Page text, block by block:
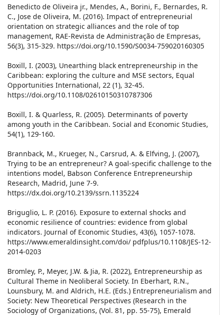
Benedicto de Oliveira jr., Mendes, A., Borini, F., Bernardes, R.
C., Jose de Oliveira, M. (2016). Impact of entrepreneurial
orientation on strategic alliances and the role of top
management, RAE-Revista de Administração de Empresas,
56(3), 315-329. https://doi.org/10.1590/S0034-759020160305
Boxill, I. (2003), Unearthing black entrepreneurship in the
Caribbean: exploring the culture and MSE sectors, Equal
Opportunities International, 22 (1), 32-45.
https://doi.org/10.1108/02610150310787306
Boxill, I. & Quarless, R. (2005). Determinants of poverty
among youth in the Caribbean. Social and Economic Studies,
54(1), 129-160.
Brannback, M., Krueger, N., Carsrud, A. & Elfving, J. (2007),
Trying to be an entrepreneur? A goal-specific challenge to the
intentions model, Babson Conference Entrepreneurship
Research, Madrid, June 7-9.
https://dx.doi.org/10.2139/ssrn.1135224
Briguglio, L. P. (2016). Exposure to external shocks and
economic resilience of countries: evidence from global
indicators. Journal of Economic Studies, 43(6), 1057-1078.
https://www.emeraldinsight.com/doi/ pdfplus/10.1108/JES-12-
2014-0203
Bromley, P., Meyer, J.W. & Jia, R. (2022), Entrepreneurship as
Cultural Theme in Neoliberal Society. In Eberhart, R.N.,
Lounsbury, M. and Aldrich, H.E. (Eds.) Entrepreneurialism and
Society: New Theoretical Perspectives (Research in the
Sociology of Organizations, (Vol. 81, pp. 55-75), Emerald